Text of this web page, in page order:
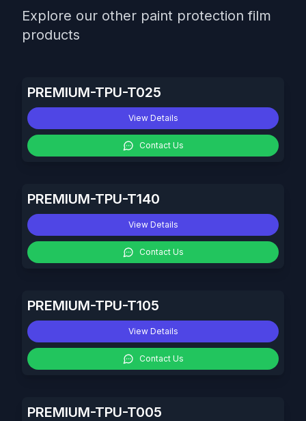
Explore our other paint protection film
products
PREMIUM-TPU-T025
View Details
Contact Us
PREMIUM-TPU-T140
View Details
Contact Us
PREMIUM-TPU-T105
View Details
Contact Us
PREMIUM-TPU-T005